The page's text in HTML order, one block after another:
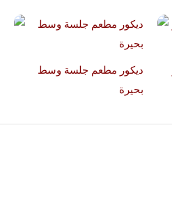
ديكور مطعم جلسة وسط
بحيرة